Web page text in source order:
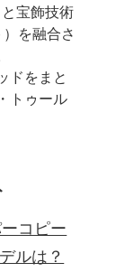
と宝飾技術
）を融合さ
ドをまと
トゥール
コピー
ルは？